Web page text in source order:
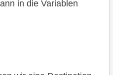
in die Variablen